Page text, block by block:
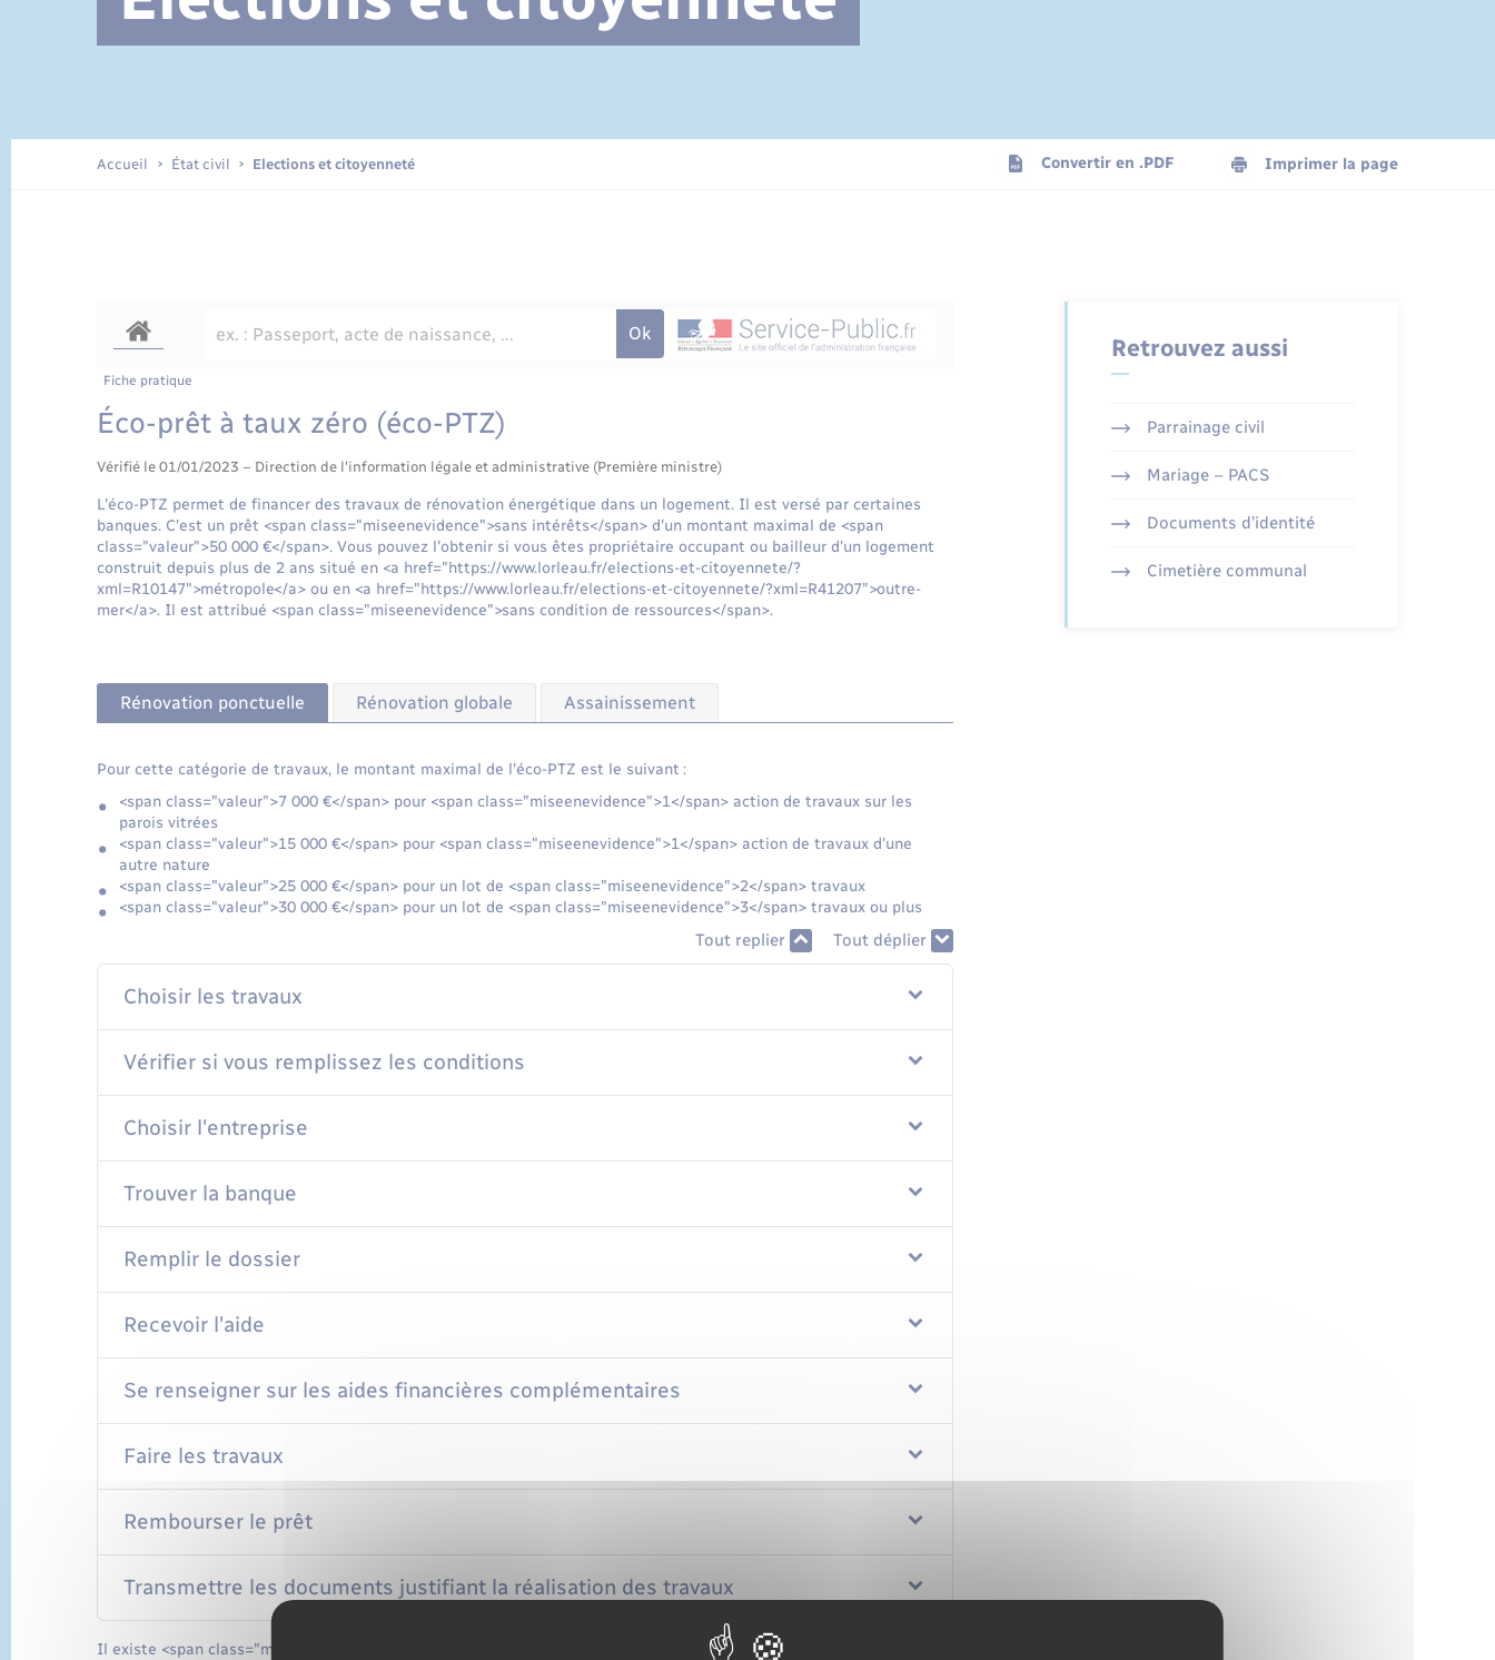
Documents d’identité Cimetière communal
Accueil État civil Elections et citoyenneté Convertir en .PDF Imprimer la page
Fiche pratique
Éco-prêt à taux zéro (éco-PTZ)
Vérifié le 01/01/2023 – Direction de l'information légale et administrative (Première ministre)
L'éco-PTZ permet de financer des travaux de rénovation énergétique dans un logement. Il est versé par certaines
banques. C'est un prêt <span class="miseenevidence">sans intérêts</span> d'un montant maximal de <span
class="valeur">50 000 €</span>. Vous pouvez l'obtenir si vous êtes propriétaire occupant ou bailleur d'un logement
construit depuis plus de 2 ans situé en <a href="https://www.lorleau.fr/elections-et-citoyennete/?
xml=R10147">métropole</a> ou en <a href="https://www.lorleau.fr/elections-et-citoyennete/?xml=R41207">outre-
mer</a>. Il est attribué <span class="miseenevidence">sans condition de ressources</span>.
Rénovation ponctuelle Rénovation globale Assainissement
Pour cette catégorie de travaux, le montant maximal de l'éco-PTZ est le suivant :
<span class="valeur">7 000 €</span> pour <span class="miseenevidence">1</span> action de travaux sur les
parois vitrées
<span class="valeur">15 000 €</span> pour <span class="miseenevidence">1</span> action de travaux d'une
autre nature
<span class="valeur">25 000 €</span> pour un lot de <span class="miseenevidence">2</span> travaux
<span class="valeur">30 000 €</span> pour un lot de <span class="miseenevidence">3</span> travaux ou plus
Tout replier Tout déplier
Choisir les travaux
Vérifier si vous remplissez les conditions
Choisir l'entreprise
Trouver la banque
Remplir le dossier
Recevoir l'aide
Se renseigner sur les aides financières complémentaires
Faire les travaux
Rembourser le prêt
Transmettre les documents justifiant la réalisation des travaux
Il existe <span class="miseenevidence">3 grandes catégories</span> de travaux concernées par l'éco-PTZ :
Retrouvez aussi
Parrainage civil
Mariage – PACS
Documents d’identité
Cimetière communal